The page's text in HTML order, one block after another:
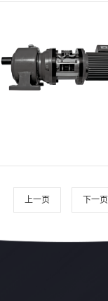
上一页 下一页